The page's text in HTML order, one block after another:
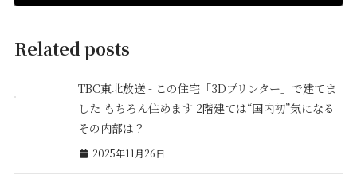
Related posts
TBC東北放送 - この住宅「3Dプリンター」で建てま
した もちろん住めます 2階建ては“国内初”気になる
その内部は？
2025年11月26日